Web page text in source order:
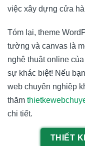
việc xây dựng cửa
Tóm lại, theme
tường và canvas là
nghệ thuật online
sự khác biệt! Nếu
web chuyên nghiệp
thăm
chi tiết.
THIẾT